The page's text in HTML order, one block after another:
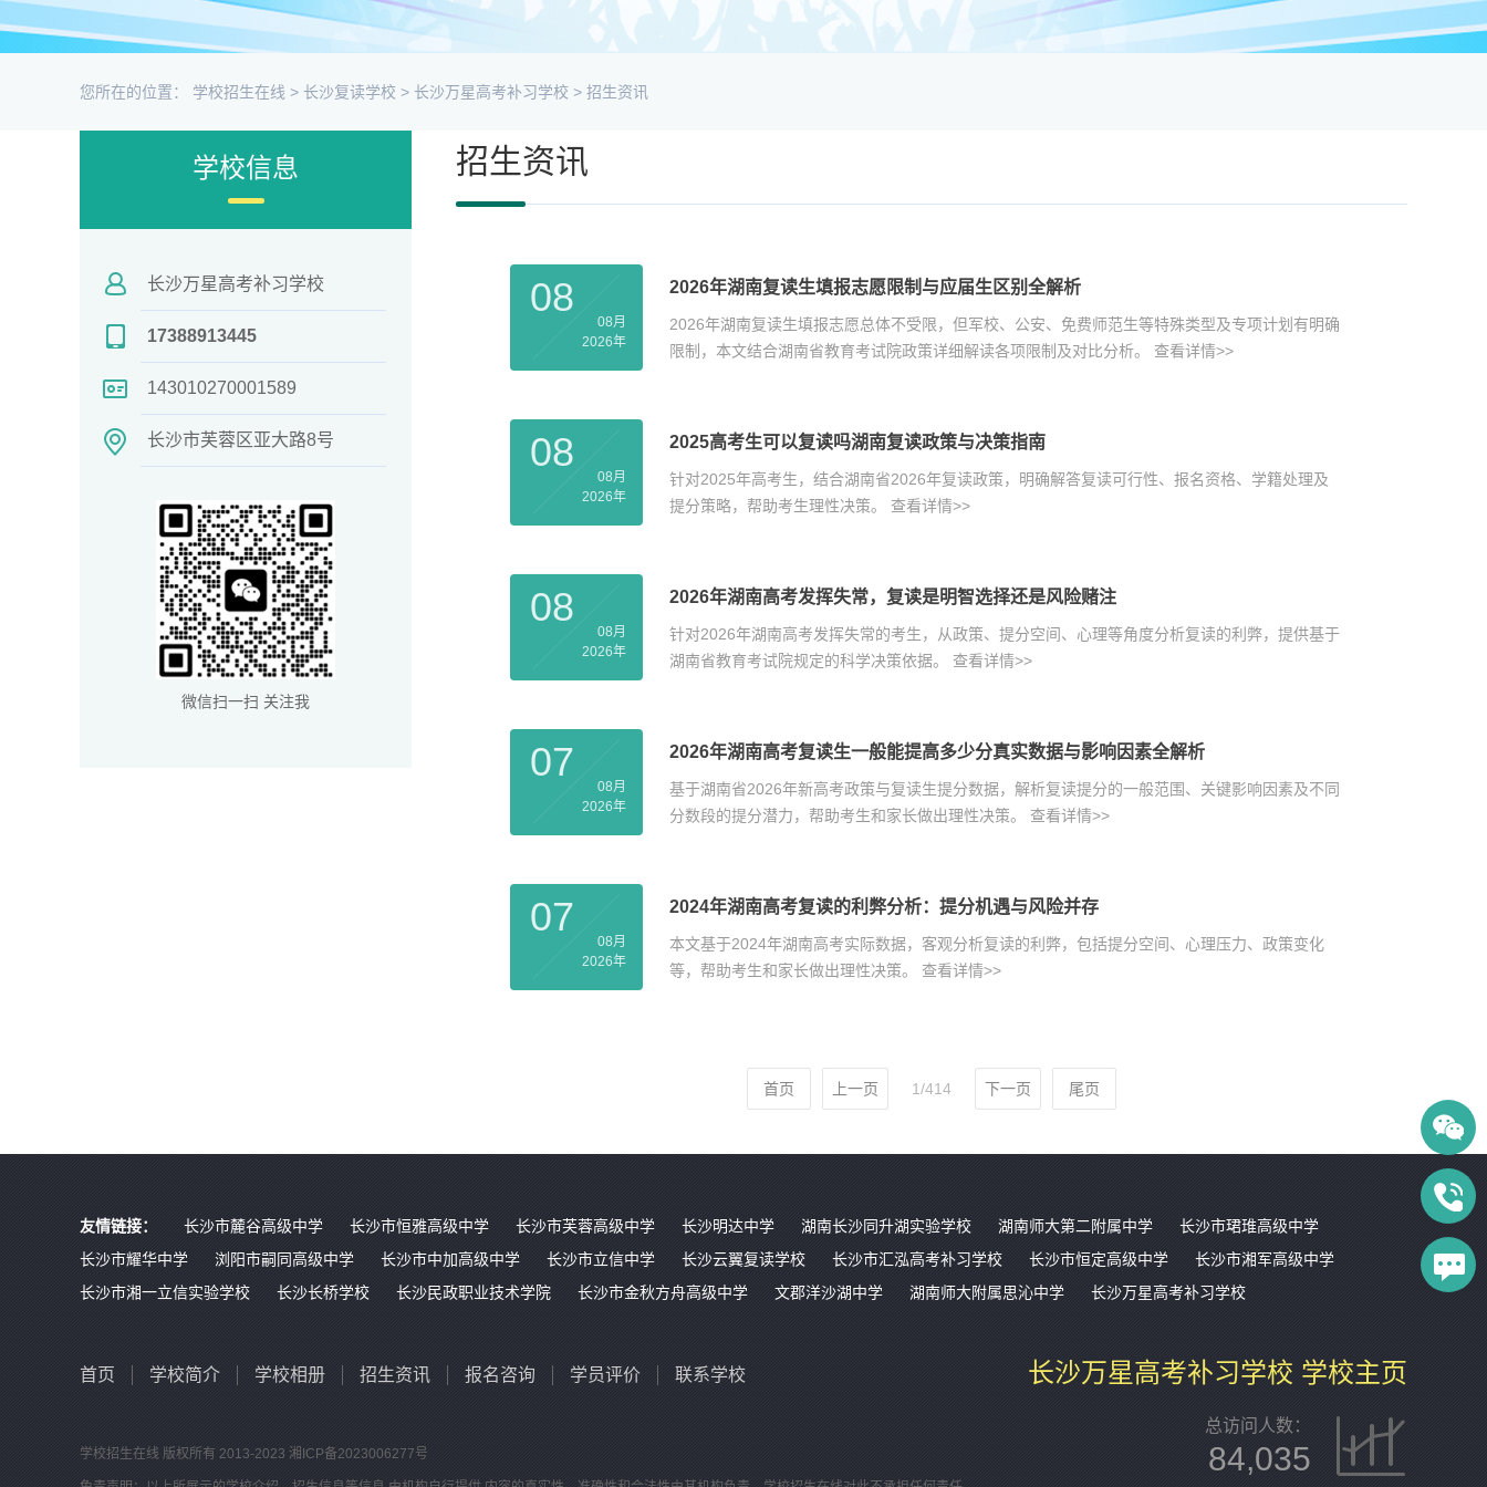
您所在的位置： 学校招生在线 > 长沙复读学校 > 长沙万星高考补习学校 > 招生资讯
学校信息
长沙万星高考补习学校
17388913445
143010270001589
长沙市芙蓉区亚大路8号
微信扫一扫 关注我
招生资讯
08
08月
2026年
2026年湖南复读生填报志愿限制与应届生区别全解析
2026年湖南复读生填报志愿总体不受限，但军校、公安、免费师范生等特殊类型及专项计划有明确
限制，本文结合湖南省教育考试院政策详细解读各项限制及对比分析。 查看详情>>
08
08月
2026年
2025高考生可以复读吗湖南复读政策与决策指南
针对2025年高考生，结合湖南省2026年复读政策，明确解答复读可行性、报名资格、学籍处理及
提分策略，帮助考生理性决策。 查看详情>>
08
08月
2026年
2026年湖南高考发挥失常，复读是明智选择还是风险赌注
针对2026年湖南高考发挥失常的考生，从政策、提分空间、心理等角度分析复读的利弊，提供基于
湖南省教育考试院规定的科学决策依据。 查看详情>>
07
08月
2026年
2026年湖南高考复读生一般能提高多少分真实数据与影响因素全解析
基于湖南省2026年新高考政策与复读生提分数据，解析复读提分的一般范围、关键影响因素及不同
分数段的提分潜力，帮助考生和家长做出理性决策。 查看详情>>
07
08月
2026年
2024年湖南高考复读的利弊分析：提分机遇与风险并存
本文基于2024年湖南高考实际数据，客观分析复读的利弊，包括提分空间、心理压力、政策变化
等，帮助考生和家长做出理性决策。 查看详情>>
首页 上一页 1/414 下一页 尾页
友情链接： 长沙市麓谷高级中学 长沙市恒雅高级中学 长沙市芙蓉高级中学 长沙明达中学 湖南长沙同升湖实验学校 湖南师大第二附属中学
长沙市珺琟高级中学
长沙市耀华中学
浏阳市嗣同高级中学 长沙市中加高级中学 长沙市立信中学 长沙云翼复读学校 长沙市汇泓高考补习学校 长沙市恒定高级中学
长沙市湘军高级中学
长沙市湘一立信实验学校
长沙长桥学校 长沙民政职业技术学院 长沙市金秋方舟高级中学 文郡洋沙湖中学 湖南师大附属思沁中学 长沙万星高考补习学校
首页 学校简介 学校相册 招生资讯 报名咨询 学员评价 联系学校
学校招生在线 版权所有 2013-2023 湘ICP备2023006277号
长沙万星高考补习学校 学校主页
总访问人数：
84,035